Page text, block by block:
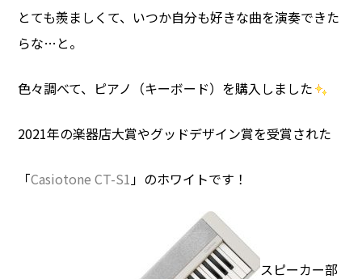
とても羨ましくて、いつか自分も好きな曲を演奏できた
らな…と。
色々調べて、ピアノ（キーボード）を購入しました
2021年の楽器店大賞やグッドデザイン賞を受賞された
「Casiotone CT-S1」のホワイトです！
スピーカー部